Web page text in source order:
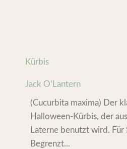
Kürbis
Jack O’Lantern
(Cucurbita maxima) Der
Halloween-Kürbis, der
Laterne benutzt wird. Für
Begrenzt...